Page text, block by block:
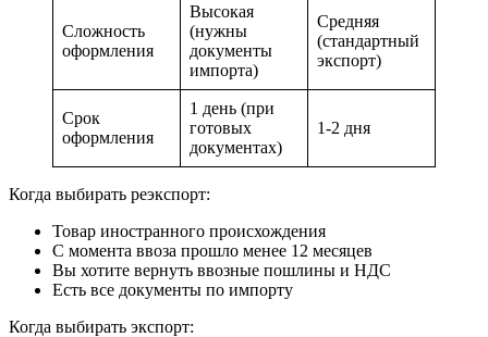
Сложность
оформления
Высокая
(нужны
документы
импорта)
Средняя
(стандартный
экспорт)
Срок
оформления
1 день (при
готовых
документах)
1-2 дня
Когда выбирать реэкспорт:
Товар иностранного происхождения
С момента ввоза прошло менее 12 месяцев
Вы хотите вернуть ввозные пошлины и НДС
Есть все документы по импорту
Когда выбирать экспорт: